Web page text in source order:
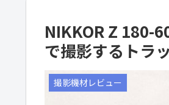
NIKKOR Z 180-
で撮影するトラ
撮影機材レビュー